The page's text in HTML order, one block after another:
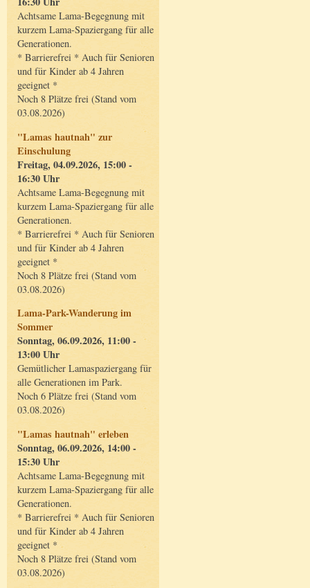
Achtsame Lama-Begegnung mit
kurzem Lama-Spaziergang für alle
Generationen.
* Barrierefrei * Auch für Senioren
und für Kinder ab 4 Jahren
geeignet *
Noch 8 Plätze frei (Stand vom
03.08.2026)
"Lamas hautnah" zur
Einschulung
Freitag, 04.09.2026, 15:00 -
16:30 Uhr
Achtsame Lama-Begegnung mit
kurzem Lama-Spaziergang für alle
Generationen.
* Barrierefrei * Auch für Senioren
und für Kinder ab 4 Jahren
geeignet *
Noch 8 Plätze frei (Stand vom
03.08.2026)
Lama-Park-Wanderung im
Sommer
Sonntag, 06.09.2026, 11:00 -
13:00 Uhr
Gemütlicher Lamaspaziergang für
alle Generationen im Park.
Noch 6 Plätze frei (Stand vom
03.08.2026)
"Lamas hautnah" erleben
Sonntag, 06.09.2026, 14:00 -
15:30 Uhr
Achtsame Lama-Begegnung mit
kurzem Lama-Spaziergang für alle
Generationen.
* Barrierefrei * Auch für Senioren
und für Kinder ab 4 Jahren
geeignet *
Noch 8 Plätze frei (Stand vom
03.08.2026)